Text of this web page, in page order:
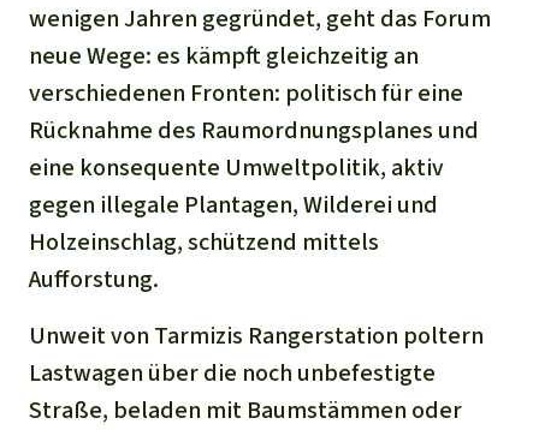
wenigen Jahren gegründet, geht das Forum
neue Wege: es kämpft gleichzeitig an
verschiedenen Fronten: politisch für eine
Rücknahme des Raumordnungsplanes und
eine konsequente Umweltpolitik, aktiv
gegen illegale Plantagen, Wilderei und
Holzeinschlag, schützend mittels
Aufforstung.
Unweit von Tarmizis Rangerstation poltern
Lastwagen über die noch unbefestigte
Straße, beladen mit Baumstämmen oder